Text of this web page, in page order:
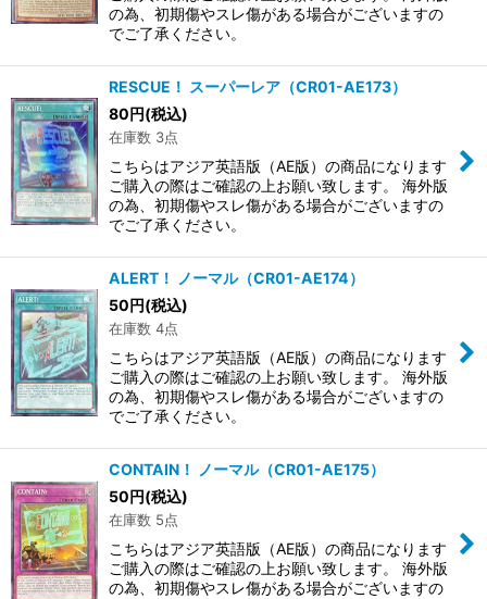
の為、初期傷やスレ傷がある場合がございますの
でご了承ください。
RESCUE！ スーパーレア（CR01-AE173）
80円(税込)
在庫数 3点
こちらはアジア英語版（AE版）の商品になります
ご購入の際はご確認の上お願い致します。 海外版
の為、初期傷やスレ傷がある場合がございますの
でご了承ください。
ALERT！ ノーマル（CR01-AE174）
50円(税込)
在庫数 4点
こちらはアジア英語版（AE版）の商品になります
ご購入の際はご確認の上お願い致します。 海外版
の為、初期傷やスレ傷がある場合がございますの
でご了承ください。
CONTAIN！ ノーマル（CR01-AE175）
50円(税込)
在庫数 5点
こちらはアジア英語版（AE版）の商品になります
ご購入の際はご確認の上お願い致します。 海外版
の為、初期傷やスレ傷がある場合がございますの